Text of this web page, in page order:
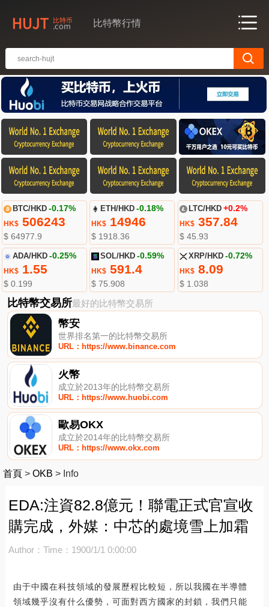
比特幣行情
BTC/HKD -0.17%
HK$506243
$ 64977.9
ETH/HKD -0.18%
HK$ 14946
$ 1918.36
LTC/HKD +0.2%
HK$357.84
$ 45.93
ADA/HKD -0.25%
HK$1.55
$ 0.199
SOL/HKD -0.59%
HK$ 591.4
$ 75.908
XRP/HKD -0.72%
HK$8.09
$ 1.038
比特幣交易所最好的比特幣交易所
幣安
世界排名第一的比特幣交易所
URL：https://www.binance.com
火幣
成立於2013年的比特幣交易所
URL：https://www.huobi.com
歐易OKX
成立於2014年的比特幣交易所
URL：https://www.okx.com
首頁 > OKB > Info
EDA:注資82.8億元！聯電正式官宣收
購完成，外媒：中芯的處境雪上加霜
Author： Time：1900/1/1 0:00:00
由于中國在科技領域的發展歷程比較短，所以我國在半導體
領域幾乎沒有什么優勢，可面對西方國家的封鎖，我們只能